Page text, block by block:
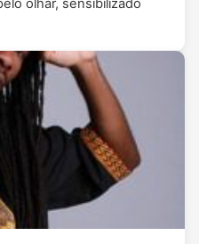
olhar, sensibilizado